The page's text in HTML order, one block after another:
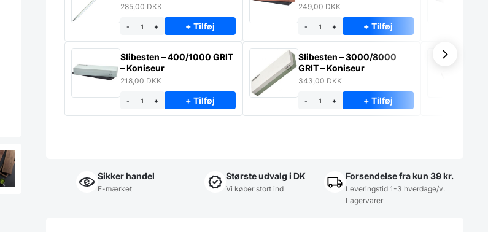
285,00 DKK
- + + Tilføj
Slibesten – 400/1000 GRIT
– Koniseur
218,00 DKK
- + + Tilføj
249,00 DKK
- + + Tilføj
Slibesten – 3000/8000
GRIT – Koniseur
343,00 DKK
- + + Tilføj
Sikker handel
E-mærket
Største udvalg i DK
Vi køber stort ind
Forsendelse fra kun 39 kr.
Leveringstid 1-3 hverdage/v.
Lagervarer